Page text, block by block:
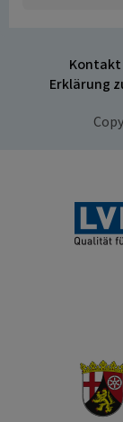
Kontakt
Erklärung